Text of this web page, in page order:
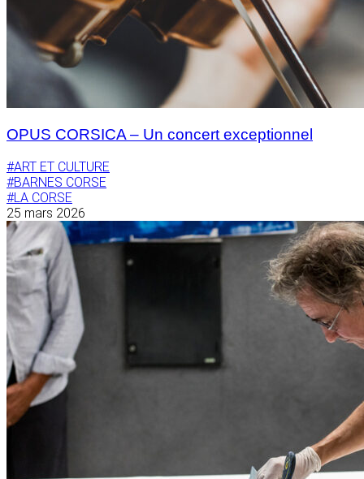
OPUS CORSICA – Un concert exceptionnel
#ART ET CULTURE
#BARNES CORSE
#LA CORSE
25 mars 2026